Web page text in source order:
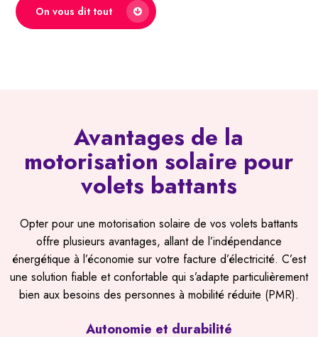
On vous dit tout
Avantages de la
motorisation solaire pour
volets battants
Opter pour une motorisation solaire de vos volets battants
offre plusieurs avantages, allant de l’indépendance
énergétique à l’économie sur votre facture d’électricité. C’est
une solution fiable et confortable qui s’adapte particulièrement
bien aux besoins des personnes à mobilité réduite (PMR).
Autonomie et durabilité